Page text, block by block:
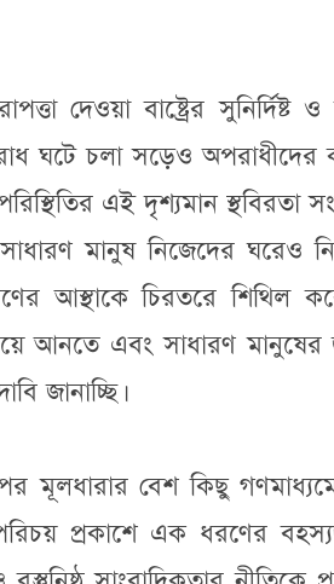
দেওয়া বাষ্ট্রের
ঘটে চলা সড়েও অপরাধীদের
এই দৃশ্যমান স্থবিরতা
মানুষ নিজেদের ঘরেও
আস্থাকে চিরতরে শিথিল
আনতে এবং সাধারণ মানুষের
জানাচ্ছি।
মূলধারার বেশ কিছু
প্রকাশে এক ধরণের